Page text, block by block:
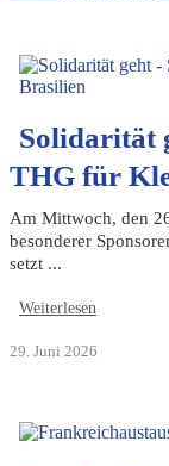
Solidarität
THG für
Am Mittwoch, den
besonderer
setzt ...
Weiterlesen
29. Juni 2026